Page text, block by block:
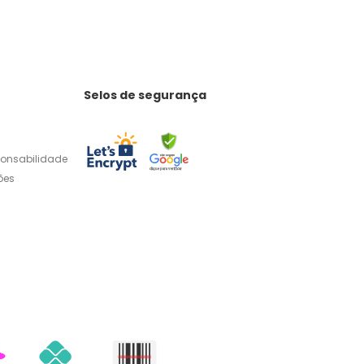
Selos de segurança